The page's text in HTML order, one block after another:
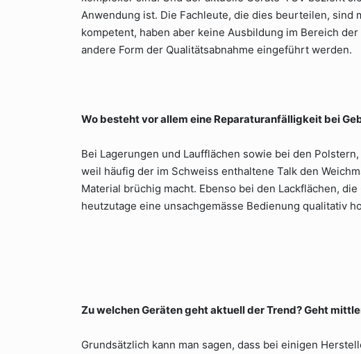
Anwendung ist. Die Fachleute, die dies beurteilen,
kompetent, haben aber keine Ausbildung im Bereich
andere Form der Qualitätsabnahme eingeführt werden.
Wo besteht vor allem eine Reparaturanfälligkeit bei
Bei Lagerungen und Laufflächen sowie bei den
weil häufig der im Schweiss enthaltene Talk den
Material brüchig macht. Ebenso bei den Lackflächen,
heutzutage eine unsachgemässe Bedienung qualitativ
Zu welchen Geräten geht aktuell der Trend? Geht
Grundsätzlich kann man sagen, dass bei einigen